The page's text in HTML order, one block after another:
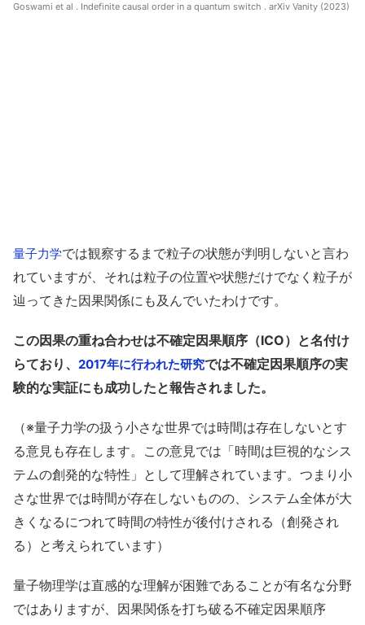
Goswami et al . Indefinite causal order in a quantum switch . arXiv Vanity (2023)
量子力学では観察するまで粒子の状態が判明しないと言わ
れていますが、それは粒子の位置や状態だけでなく粒子が
辿ってきた因果関係にも及んでいたわけです。
この因果の重ね合わせは不確定因果順序（ICO）と名付け
らており、 2017年に行われた研究では不確定因果順序の実
験的な実証にも成功したと報告されました。
（※量子力学の扱う小さな世界では時間は存在しないとす
る意見も存在します。この意見では「時間は巨視的なシス
テムの創発的な特性」として理解されています。つまり小
さな世界では時間が存在しないものの、システム全体が大
きくなるにつれて時間の特性が後付けされる（創発され
る）と考えられています）
量子物理学は直感的な理解が困難であることが有名な分野
ではありますが、因果関係を打ち破る不確定因果順序